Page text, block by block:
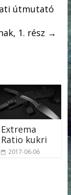
útmutató
1. rész →
Extrema
Ratio kukri
2017-06-06